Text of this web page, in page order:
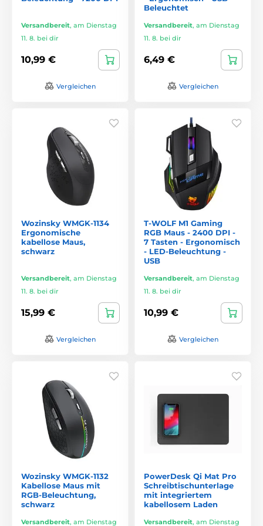
Versandbereit, am Dienstag
11. 8. bei dir
10,99 €
Vergleichen
Beleuchtet
Versandbereit, am Dienstag
11. 8. bei dir
6,49 €
Vergleichen
Wozinsky WMGK-1134
Ergonomische
kabellose Maus,
schwarz
Versandbereit, am Dienstag
11. 8. bei dir
15,99 €
Vergleichen
T-WOLF M1 Gaming
RGB Maus - 2400 DPI -
7 Tasten - Ergonomisch
- LED-Beleuchtung -
USB
Versandbereit, am Dienstag
11. 8. bei dir
10,99 €
Vergleichen
Wozinsky WMGK-1132
Kabellose Maus mit
RGB-Beleuchtung,
schwarz
Versandbereit, am Dienstag
PowerDesk Qi Mat Pro
Schreibtischunterlage
mit integriertem
kabellosem Laden
Versandbereit, am Dienstag